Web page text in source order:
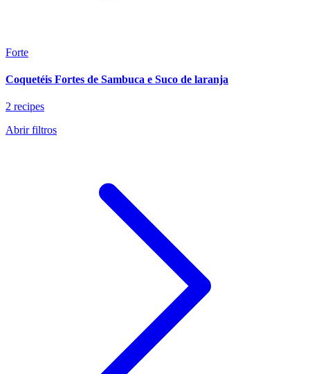
Forte
Coquetéis Fortes de Sambuca e Suco de laranja
2 recipes
Abrir filtros